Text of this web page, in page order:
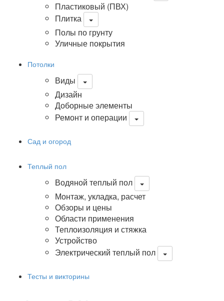
Пластиковый (ПВХ)
Плитка
Полы по грунту
Уличные покрытия
Потолки
Виды
Дизайн
Доборные элементы
Ремонт и операции
Сад и огород
Теплый пол
Водяной теплый пол
Монтаж, укладка, расчет
Обзоры и цены
Области применения
Теплоизоляция и стяжка
Устройство
Электрический теплый пол
Тесты и викторины